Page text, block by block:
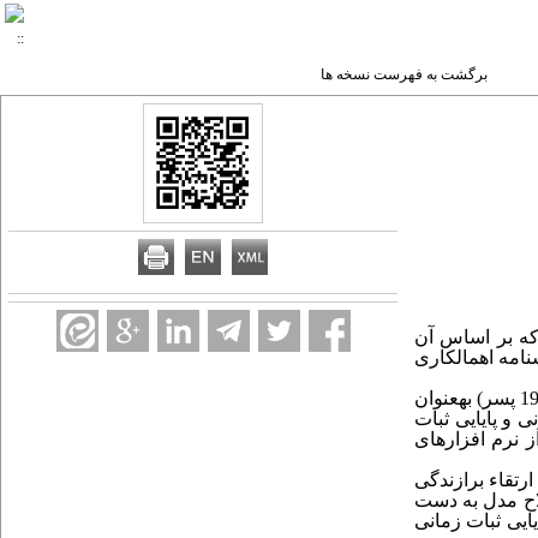
برگشت به فهرست نسخه ها
که بر اساس آن
اهمال­کاری
روش این پژوهش توصیفی بود. جامعه آماری کلیه دانشجویان دانشگاه­ علوم پزشکی کرمان بود. از این جامعه 402 نفر (220 دختر و 192 پسر) به­عنوان
و پایایی ثبات
نرم افزارهای
برازندگی
پس از اصلاح مدل به دست
ثبات زمانی